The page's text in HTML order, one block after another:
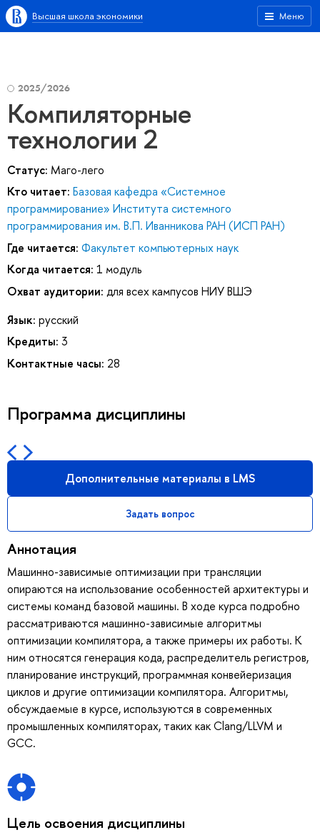
Меню
Высшая школа экономики
2025/2026
Компиляторные
технологии 2
Статус: Маго-лего
Кто читает: Базовая кафедра «Системное
программирование» Института системного
программирования им. В.П. Иванникова РАН (ИСП РАН)
Где читается: Факультет компьютерных наук
Когда читается: 1 модуль
Охват аудитории: для всех кампусов НИУ ВШЭ
Язык: русский
Кредиты: 3
Контактные часы: 28
Программа дисциплины
Дополнительные материалы в LMS
Задать вопрос
Аннотация
Машинно-зависимые оптимизации при трансляции
опираются на использование особенностей архитектуры и
системы команд базовой машины. В ходе курса подробно
рассматриваются машинно-зависимые алгоритмы
оптимизации компилятора, а также примеры их работы. К
ним относятся генерация кода, распределитель регистров,
планирование инструкций, программная конвейеризация
циклов и другие оптимизации компилятора. Алгоритмы,
обсуждаемые в курсе, используются в современных
промышленных компиляторах, таких как Clang/LLVM и
GCC.
Цель освоения дисциплины